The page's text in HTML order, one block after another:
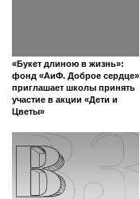
«Букет длиною в жизнь»:
фонд «АиФ. Доброе сердце»
приглашает школы принять
участие в акции «Дети и
Цветы»